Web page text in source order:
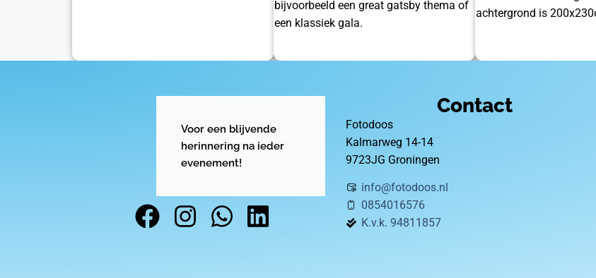
bijvoorbeeld een great gatsby thema of
een klassiek gala.
achtergrond is
Voor een blijvende
herinnering na ieder
evenement!
Contact
Fotodoos
Kalmarweg 14-14
9723JG Groningen
info@fotodoos.nl
0854016576
K.v.k. 94811857